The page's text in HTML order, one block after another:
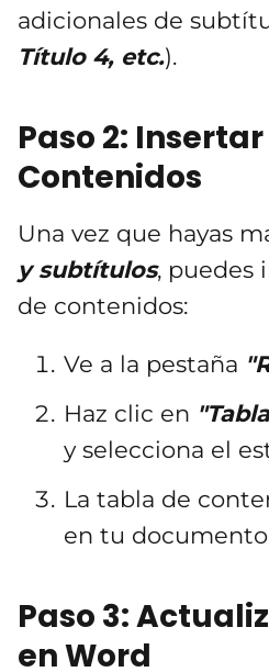
adicionales de
Título 4, etc.).
Paso 2:
Contenidos
Una vez que hayas
y subtítulos, puedes
de contenidos:
Ve a la pestaña
Haz clic en
y selecciona el
La tabla de
en tu
Paso 3:
en Word